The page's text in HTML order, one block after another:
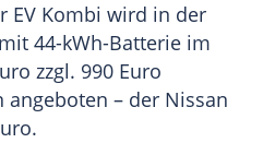
EV Kombi wird in der
44-kWh-Batterie im
zzgl. 990 Euro
– der Nissan